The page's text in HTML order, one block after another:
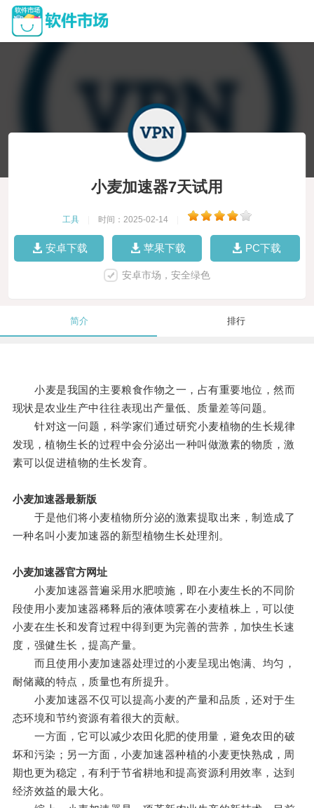
小麦加速器7天试用
工具 时间：2025-02-14
安卓下载 苹果下载 PC下载
安卓市场，安全绿色
简介 排行
小麦是我国的主要粮食作物之一，占有重要地位，然而
现状是农业生产中往往表现出产量低、质量差等问题。
针对这一问题，科学家们通过研究小麦植物的生长规律
发现，植物生长的过程中会分泌出一种叫做激素的物质，激
素可以促进植物的生长发育。
小麦加速器最新版
于是他们将小麦植物所分泌的激素提取出来，制造成了
一种名叫小麦加速器的新型植物生长处理剂。
小麦加速器官方网址
小麦加速器普遍采用水肥喷施，即在小麦生长的不同阶
段使用小麦加速器稀释后的液体喷雾在小麦植株上，可以使
小麦在生长和发育过程中得到更为完善的营养，加快生长速
度，强健生长，提高产量。
而且使用小麦加速器处理过的小麦呈现出饱满、均匀，
耐储藏的特点，质量也有所提升。
小麦加速器不仅可以提高小麦的产量和品质，还对于生
态环境和节约资源有着很大的贡献。
一方面，它可以减少农田化肥的使用量，避免农田的破
坏和污染；另一方面，小麦加速器种植的小麦更快熟成，周
期也更为稳定，有利于节省耕地和提高资源利用效率，达到
经济效益的最大化。